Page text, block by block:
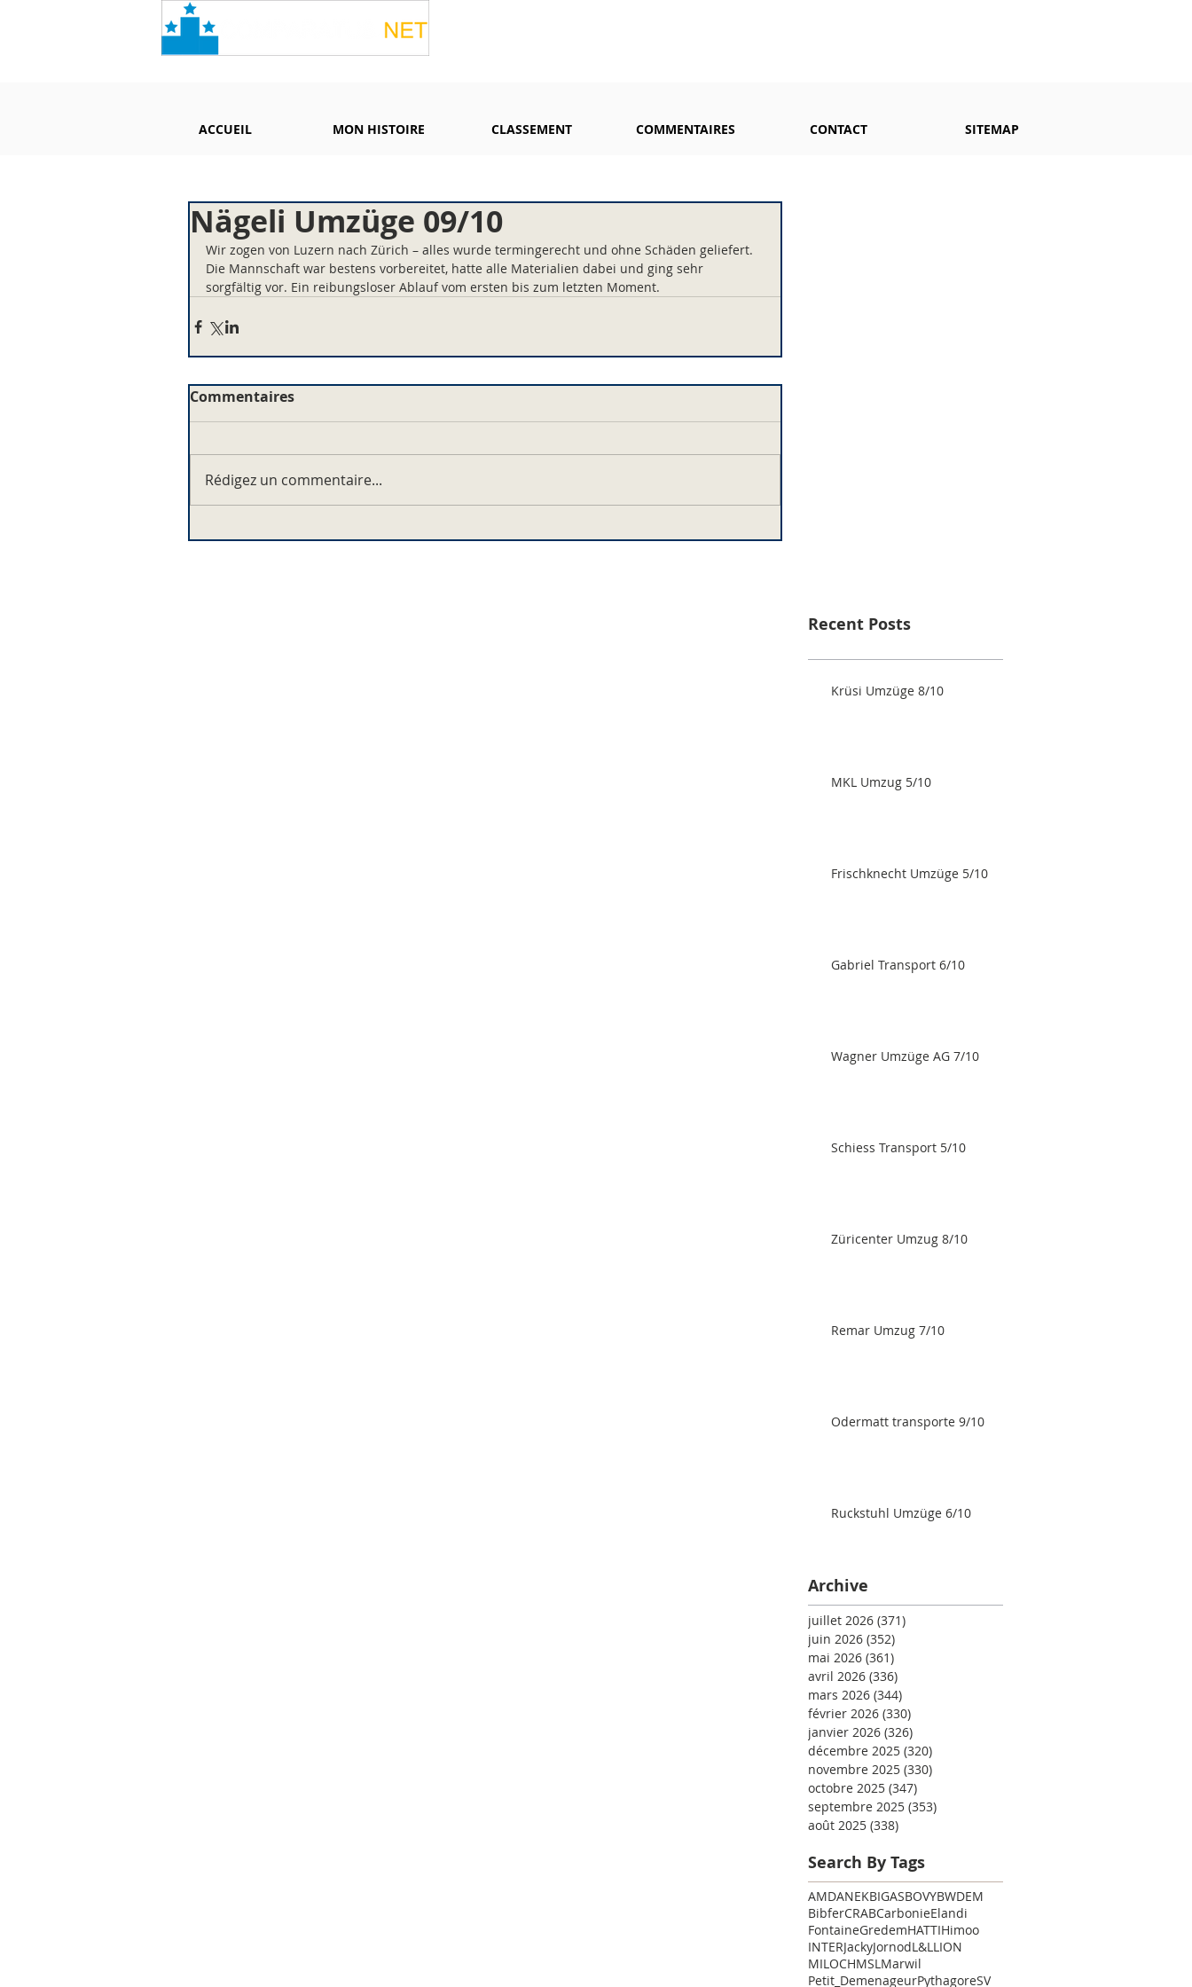
ACCUEIL MON HISTOIRE CLASSEMENT COMMENTAIRES CONTACT SITEMAP
Nägeli Umzüge 09/10
Wir zogen von Luzern nach Zürich – alles wurde termingerecht und ohne Schäden geliefert.
Die Mannschaft war bestens vorbereitet, hatte alle Materialien dabei und ging sehr
sorgfältig vor. Ein reibungsloser Ablauf vom ersten bis zum letzten Moment.
Commentaires
Rédigez un commentaire...
Recent Posts
Krüsi Umzüge 8/10
MKL Umzug 5/10
Frischknecht Umzüge 5/10
Gabriel Transport 6/10
Wagner Umzüge AG 7/10
Schiess Transport 5/10
Züricenter Umzug 8/10
Remar Umzug 7/10
Odermatt transporte 9/10
Ruckstuhl Umzüge 6/10
Archive
juillet 2026 (371)
juin 2026 (352)
mai 2026 (361)
avril 2026 (336)
mars 2026 (344)
février 2026 (330)
janvier 2026 (326)
décembre 2025 (320)
novembre 2025 (330)
octobre 2025 (347)
septembre 2025 (353)
août 2025 (338)
Search By Tags
AMDANEKBIGASBOVYBWDEM
BibferCRABCarbonieElandi
FontaineGredemHATTIHimoo
INTERJackyJornodL&LLION
MILOCHMSLMarwil
Petit_DemenageurPythagoreSV